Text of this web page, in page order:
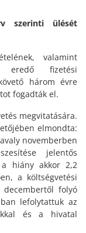
szerinti ülését
valamint
eredő fizetési
három évre
fogadták el.
megvitatására.
elmondta:
novemberben
jelentős
a hiány akkor 2,2
a költségvetési
folyó
lefolytattuk az
és a hivatal